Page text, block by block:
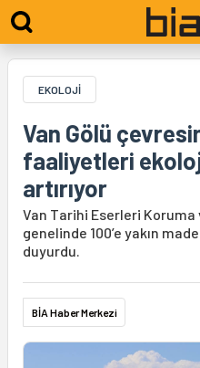
EKOLOJİ
Van Gölü
faaliyetleri
artırıyor
Van Tarihi Eserleri
genelinde 100’e yakın
duyurdu.
BİA Haber Merkezi